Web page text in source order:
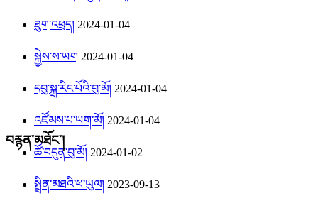
ཐུག་འཕྲད། 2024-01-04
སྐྱེས་ས་ཡག 2024-01-04
དབུ་སྐྲ་རིང་པོའི་བུ་མོ། 2024-01-04
འཛོམས་པ་ཡག་མོ། 2024-01-04
ཚོ་བདུན་བུ་མོ། 2024-01-02
སྤྲིན་མཐའི་ཕ་ཡུལ། 2023-09-13
བརྙན་མཐོང་།